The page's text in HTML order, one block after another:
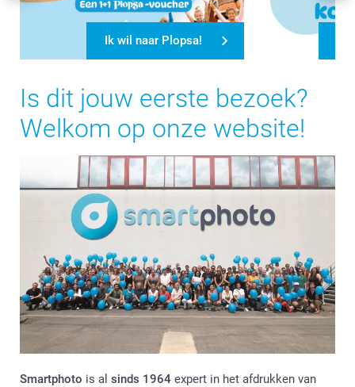
Ik wil naar Plopsa!
Is dit jouw eerste bezoek?
Welkom op onze website!
Smartphoto is al sinds 1964 expert in het afdrukken van